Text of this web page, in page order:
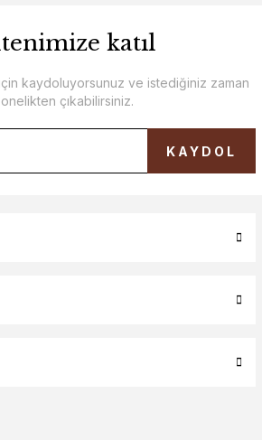
katıl
için kaydoluyorsunuz ve istediğiniz zaman
çıkabilirsiniz.
KAYDOL